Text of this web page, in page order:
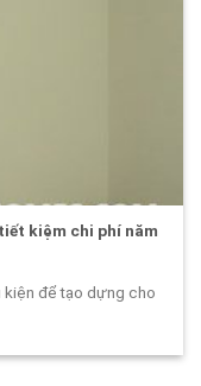
kiệm chi phí năm
để tạo dựng cho